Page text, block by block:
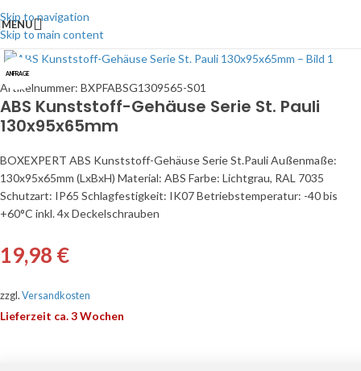
Skip to navigation
Skip to main content
MENU
ANFRAGE
Click to enlarge
Artikelnummer: BXPFABSG1309565-S01
ABS Kunststoff-Gehäuse Serie St. Pauli
130x95x65mm
BOXEXPERT ABS Kunststoff-Gehäuse Serie St.Pauli Außenmaße:
130x95x65mm (LxBxH) Material: ABS Farbe: Lichtgrau, RAL 7035
Schutzart: IP65 Schlagfestigkeit: IK07 Betriebstemperatur: -40 bis
+60°C inkl. 4x Deckelschrauben
19,98 €
zzgl. Versandkosten
Lieferzeit ca. 3 Wochen